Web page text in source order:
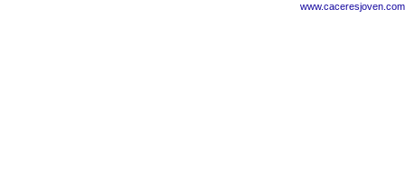
www.caceresjoven.com